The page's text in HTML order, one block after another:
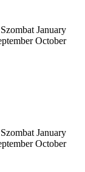
January
October
January
October